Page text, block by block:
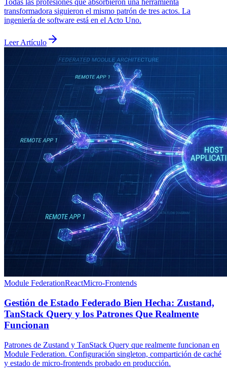
Todas las profesiones que absorbieron una herramienta
transformadora siguieron el mismo patrón de tres actos. La
ingeniería de software está en el Acto Uno.
Leer Artículo
Module FederationReactMicro-Frontends
Gestión de Estado Federado Bien Hecha: Zustand,
TanStack Query y los Patrones Que Realmente
Funcionan
Patrones de Zustand y TanStack Query que realmente funcionan en
Module Federation. Configuración singleton, compartición de caché
y estado de micro-frontends probado en producción.